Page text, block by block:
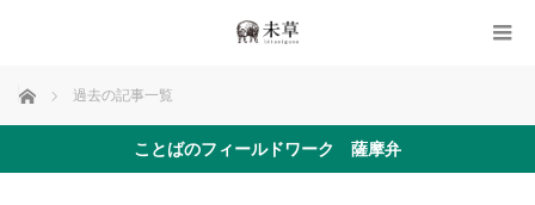
ホーム 過去の記事一覧
ことばのフィールドワーク 薩摩弁